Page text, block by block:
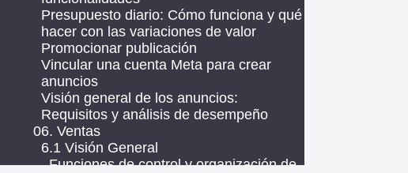
Presupuesto diario: Cómo funciona y qué
hacer con las variaciones de valor
Promocionar publicación
Vincular una cuenta Meta para crear
anuncios
Visión general de los anuncios:
Requisitos y análisis de desempeño
06. Ventas
6.1 Visión General
Funciones de control y organización de